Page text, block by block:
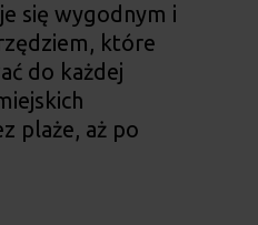
się wygodnym i
które
do każdej
plaże, aż po